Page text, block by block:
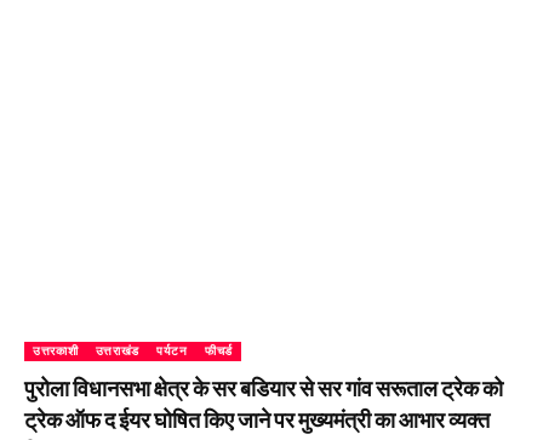
उत्तरकाशी उत्तराखंड पर्यटन फीचर्ड
पुरोला विधानसभा क्षेत्र के सर बडियार से सर गांव सरूताल ट्रेक को
ट्रेक ऑफ द ईयर घोषित किए जाने पर मुख्यमंत्री का आभार व्यक्त